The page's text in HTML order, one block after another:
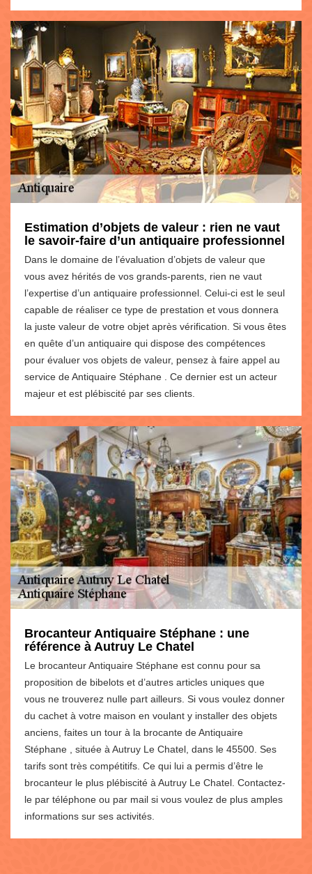
Estimation d’objets de valeur : rien ne vaut
le savoir-faire d’un antiquaire professionnel
Dans le domaine de l’évaluation d’objets de valeur que
vous avez hérités de vos grands-parents, rien ne vaut
l’expertise d’un antiquaire professionnel. Celui-ci est le seul
capable de réaliser ce type de prestation et vous donnera
la juste valeur de votre objet après vérification. Si vous êtes
en quête d’un antiquaire qui dispose des compétences
pour évaluer vos objets de valeur, pensez à faire appel au
service de Antiquaire Stéphane . Ce dernier est un acteur
majeur et est plébiscité par ses clients.
Brocanteur Antiquaire Stéphane : une
référence à Autruy Le Chatel
Le brocanteur Antiquaire Stéphane est connu pour sa
proposition de bibelots et d’autres articles uniques que
vous ne trouverez nulle part ailleurs. Si vous voulez donner
du cachet à votre maison en voulant y installer des objets
anciens, faites un tour à la brocante de Antiquaire
Stéphane , située à Autruy Le Chatel, dans le 45500. Ses
tarifs sont très compétitifs. Ce qui lui a permis d’être le
brocanteur le plus plébiscité à Autruy Le Chatel. Contactez-
le par téléphone ou par mail si vous voulez de plus amples
informations sur ses activités.